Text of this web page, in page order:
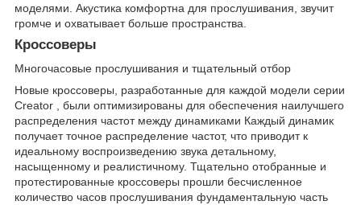
моделями. Акустика комфортна для прослушивания, звучит
громче и охватывает больше пространства.
Кроссоверы
Многочасовые прослушивания и тщательный отбор
Новые кроссоверы, разработанные для каждой модели серии
Creator , были оптимизированы для обеспечения наилучшего
распределения частот между динамиками Каждый динамик
получает точное распределение частот, что приводит к
идеальному воспроизведению звука детальному,
насыщенному и реалистичному. Тщательно отобранные и
протестированные кроссоверы прошли бесчисленное
количество часов прослушивания фундаментальную часть